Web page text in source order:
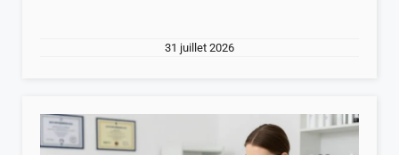
31 juillet 2026